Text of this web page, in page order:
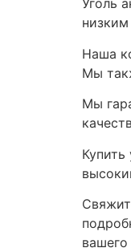
Уголь
Наша
Мы
Мы
Купить
вашего